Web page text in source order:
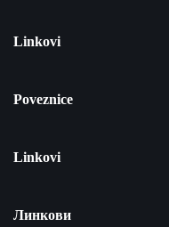
Linkovi
Poveznice
Linkovi
Линкови